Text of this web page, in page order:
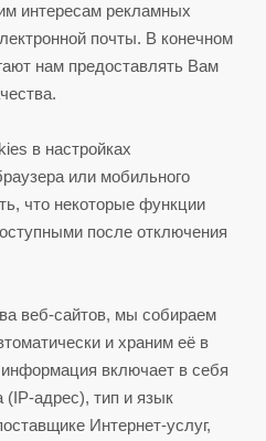
интересам рекламных
почты. В конечном
нам предоставлять Вам
в настройках
или мобильного
что некоторые функции
после отключения
веб-сайтов, мы собираем
и храним её в
включает в себя
(IP-адрес), тип и язык
Интернет-услуг,